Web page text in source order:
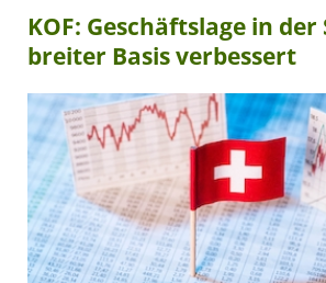
KOF: Geschäftslage in
breiter Basis verbessert